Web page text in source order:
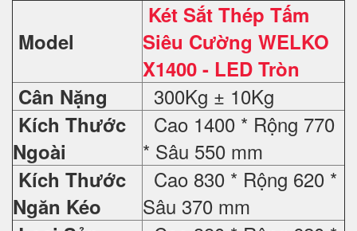
Model
Két Sắt Thép Tấm
Siêu Cường WELKO
X1400 - LED Tròn
Cân Nặng
300Kg ± 10Kg
Kích Thước
Ngoài
Cao 1400 * Rộng 770
* Sâu 550 mm
Kích Thước
Ngăn Kéo
Cao 830 * Rộng 620 *
Sâu 370 mm